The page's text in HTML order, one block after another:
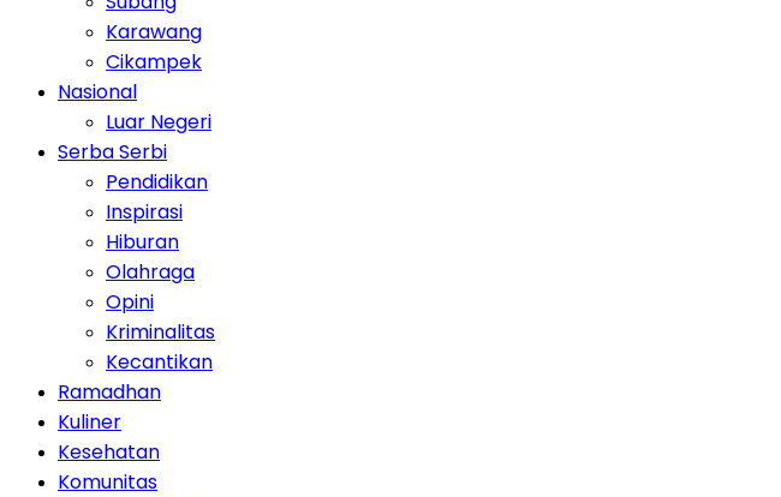
Karawang
Cikampek
Nasional
Luar Negeri
Serba Serbi
Pendidikan
Inspirasi
Hiburan
Olahraga
Opini
Kriminalitas
Kecantikan
Ramadhan
Kuliner
Kesehatan
Komunitas